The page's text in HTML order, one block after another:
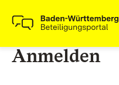
Anmelden